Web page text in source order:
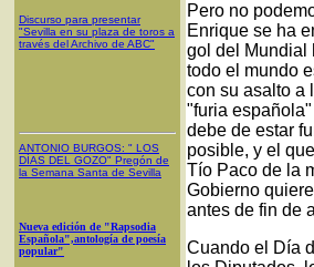
Discurso para presentar
"Sevilla en su plaza de toros a
través del Archivo de ABC"
ANTONIO BURGOS: " LOS
DÍAS DEL GOZO" Pregón de
la Semana Santa de Sevilla
Nueva edición de "Rapsodia
Española",antología de poesía
popular"
Pero no
Enrique se ha
gol del Mundial
todo el mundo
con su asalto a
"furia
debe de estar
posible, y el
Tío Paco de la
Gobierno
antes de fin de
Cuando el Día